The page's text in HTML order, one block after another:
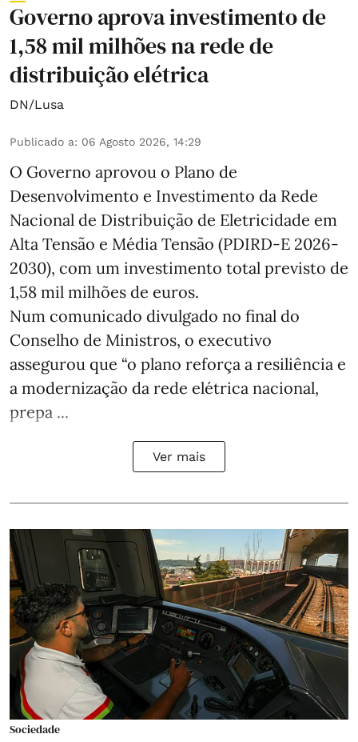
Governo aprova investimento de
1,58 mil milhões na rede de
distribuição elétrica
DN/Lusa
Publicado a: 06 Agosto 2026, 14:29
O Governo aprovou o Plano de
Desenvolvimento e Investimento da Rede
Nacional de Distribuição de Eletricidade em
Alta Tensão e Média Tensão (PDIRD-E 2026-
2030), com um investimento total previsto de
1,58 mil milhões de euros.
Num comunicado divulgado no final do
Conselho de Ministros, o executivo
assegurou que “o plano reforça a resiliência e
a modernização da rede elétrica nacional,
prepa ...
Ver mais
Sociedade